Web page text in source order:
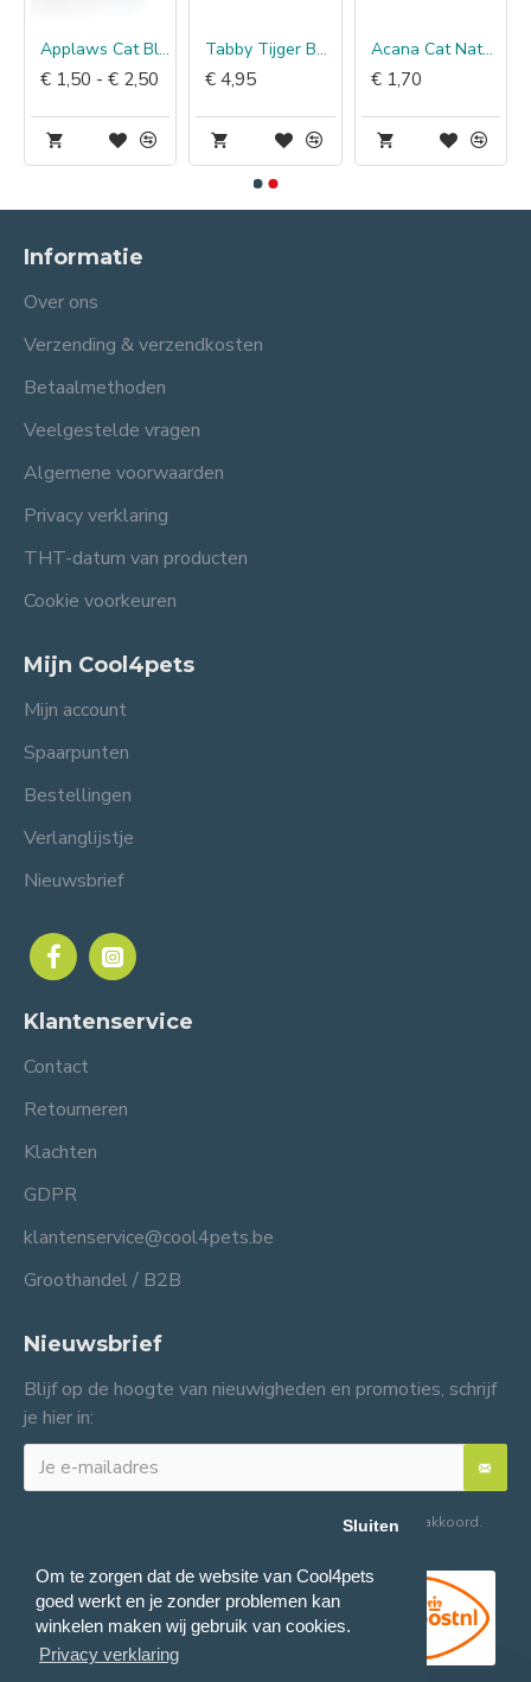
Om te zorgen dat de website van Cool4pets
goed werkt en je zonder problemen kan
winkelen maken wij gebruik van cookies.
Privacy verklaring
Sluiten
Applaws Cat Blikvoer Bouillon, oceaanvis
€ 1,50 - € 2,50
Tabby Tijger Bosmuis
€ 4,95
Acana Cat Natvoer Pate Chicken & Tuna
€ 1,70
Informatie
Over ons
Verzending & verzendkosten
Betaalmethoden
Veelgestelde vragen
Algemene voorwaarden
Privacy verklaring
THT-datum van producten
Cookie voorkeuren
Mijn Cool4pets
Mijn account
Spaarpunten
Bestellingen
Verlanglijstje
Nieuwsbrief
Klantenservice
Contact
Retourneren
Klachten
GDPR
klantenservice@cool4pets.be
Groothandel / B2B
Nieuwsbrief
Blijf op de hoogte van nieuwigheden en promoties, schrijf
je hier in:
gelezen en ga hiermee akkoord.